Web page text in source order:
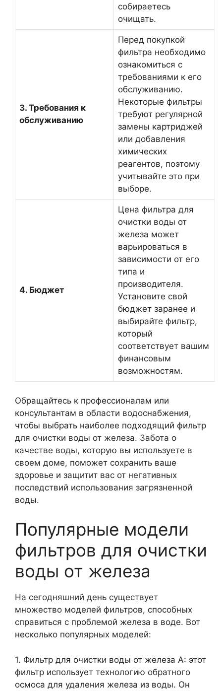
собираетесь
очищать.
3. Требования к
обслуживанию
Перед покупкой
фильтра необходимо
ознакомиться с
требованиями к его
обслуживанию.
Некоторые фильтры
требуют регулярной
замены картриджей
или добавления
химических
реагентов, поэтому
учитывайте это при
выборе.
4. Бюджет
Цена фильтра для
очистки воды от
железа может
варьироваться в
зависимости от его
типа и
производителя.
Установите свой
бюджет заранее и
выбирайте фильтр,
который
соответствует вашим
финансовым
возможностям.
Обращайтесь к профессионалам или
консультантам в области водоснабжения,
чтобы выбрать наиболее подходящий фильтр
для очистки воды от железа. Забота о
качестве воды, которую вы используете в
своем доме, поможет сохранить ваше
здоровье и защитит вас от негативных
последствий использования загрязненной
воды.
Популярные модели
фильтров для очистки
воды от железа
На сегодняшний день существует
множество моделей фильтров, способных
справиться с проблемой железа в воде. Вот
несколько популярных моделей:
1. Фильтр для очистки воды от железа A: этот
фильтр использует технологию обратного
осмоса для удаления железа из воды. Он